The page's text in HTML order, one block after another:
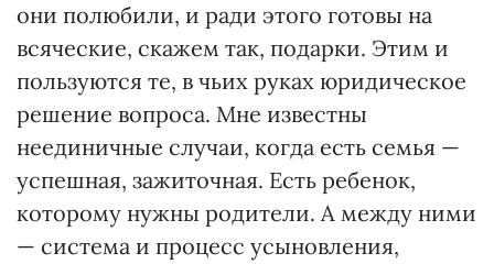
они полюбили, и ради этого готовы на
всяческие, скажем так, подарки. Этим и
пользуются те, в чьих руках юридическое
решение вопроса. Мне известны
неединичные случаи, когда есть семья —
успешная, зажиточная. Есть ребенок,
которому нужны родители. А между ними
— система и процесс усыновления,